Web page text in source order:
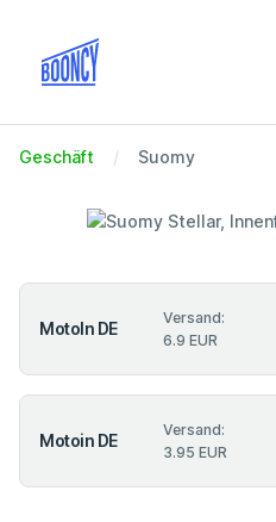
Geschäft Suomy
MotoIn DE
Versand:
6.9 EUR
Motoin DE
Versand:
3.95 EUR